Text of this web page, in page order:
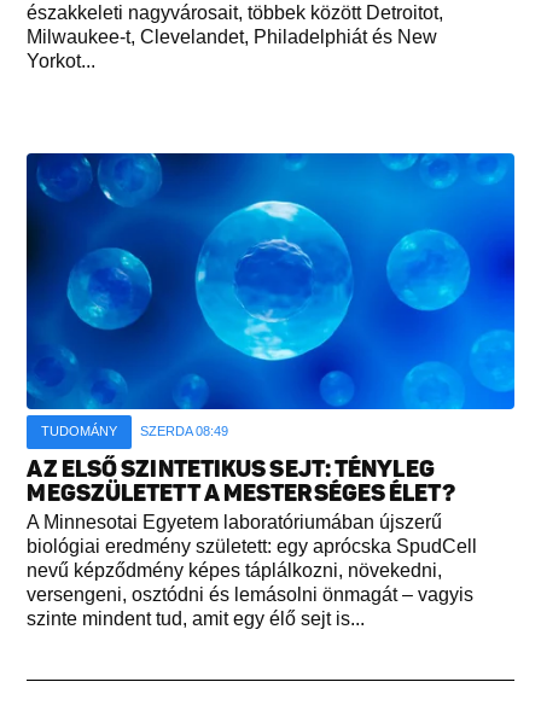
északkeleti nagyvárosait, többek között Detroitot,
Milwaukee-t, Clevelandet, Philadelphiát és New
Yorkot...
TUDOMÁNY SZERDA 08:49
AZ ELSŐ SZINTETIKUS SEJT: TÉNYLEG
MEGSZÜLETETT A MESTERSÉGES ÉLET?
A Minnesotai Egyetem laboratóriumában újszerű
biológiai eredmény született: egy aprócska SpudCell
nevű képződmény képes táplálkozni, növekedni,
versengeni, osztódni és lemásolni önmagát – vagyis
szinte mindent tud, amit egy élő sejt is...